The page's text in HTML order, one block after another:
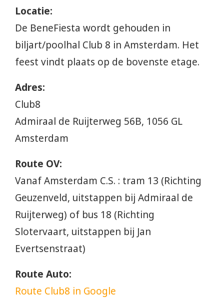
Locatie:
De BeneFiesta wordt gehouden in
biljart/poolhal Club 8 in Amsterdam. Het
feest vindt plaats op de bovenste etage.
Adres:
Club8
Admiraal de Ruijterweg 56B, 1056 GL
Amsterdam
Route OV:
Vanaf Amsterdam C.S. : tram 13 (Richting
Geuzenveld, uitstappen bij Admiraal de
Ruijterweg) of bus 18 (Richting
Slotervaart, uitstappen bij Jan
Evertsenstraat)
Route Auto:
Route Club8 in Google